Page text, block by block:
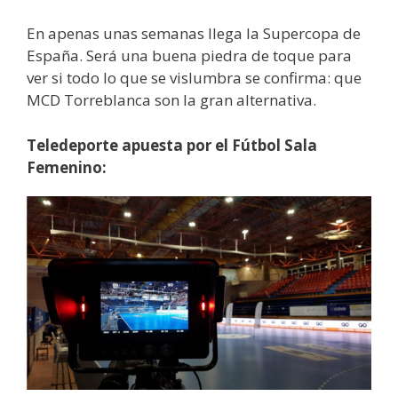
En apenas unas semanas llega la Supercopa de
España. Será una buena piedra de toque para
ver si todo lo que se vislumbra se confirma: que
MCD Torreblanca son la gran alternativa.
Teledeporte apuesta por el Fútbol Sala
Femenino: